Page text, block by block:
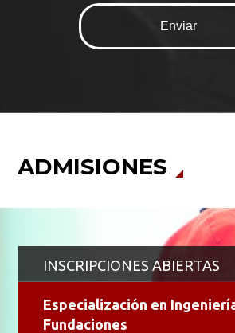
ADMISIONES
INSCRIPCIONES ABIERTAS
Especialización en
Fundaciones